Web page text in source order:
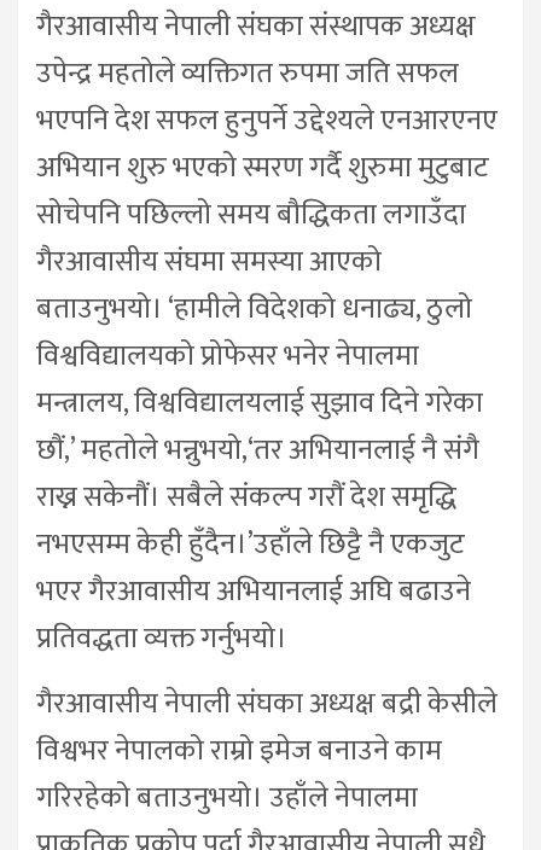
गैरआवासीय नेपाली संघका संस्थापक अध्यक्ष
उपेन्द्र महतोले व्यक्तिगत रुपमा जति सफल
भएपनि देश सफल हुनुपर्ने उद्देश्यले एनआरएनए
अभियान शुरु भएको स्मरण गर्दै शुरुमा मुटुबाट
सोचेपनि पछिल्लो समय बौद्धिकता लगाउँदा
गैरआवासीय संघमा समस्या आएको
बताउनुभयो। ‘हामीले विदेशको धनाढ्य, ठुलो
विश्वविद्यालयको प्रोफेसर भनेर नेपालमा
मन्त्रालय, विश्वविद्यालयलाई सुझाव दिने गरेका
छौं,’ महतोले भन्नुभयो,‘तर अभियानलाई नै संगै
राख्न सकेनौं। सबैले संकल्प गरौं देश समृद्धि
नभएसम्म केही हुँदैन।’उहाँले छिट्टै नै एकजुट
भएर गैरआवासीय अभियानलाई अघि बढाउने
प्रतिवद्धता व्यक्त गर्नुभयो।
गैरआवासीय नेपाली संघका अध्यक्ष बद्री केसीले
विश्वभर नेपालको राम्रो इमेज बनाउने काम
गरिरहेको बताउनुभयो। उहाँले नेपालमा